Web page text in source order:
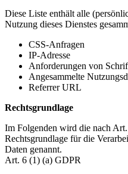
Diese Liste enthält alle
Nutzung dieses Dienstes
CSS-Anfragen
IP-Adresse
Anforderungen von
Angesammelte
Referrer URL
Rechtsgrundlage
Im Folgenden wird die nach
Rechtsgrundlage für die
Daten genannt.
Art. 6 (1) (a) GDPR